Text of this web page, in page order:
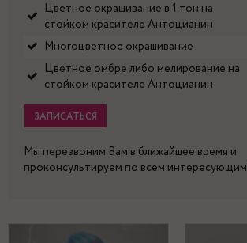
Цветное окрашивание в 1 тон на
стойком красителе Антоцианин
Многоцветное окрашивание
Цветное омбре либо мелирование на
стойком красителе Антоцианин
ЗАПИСАТЬСЯ
Мы перезвоним Вам в ближайшее время и
проконсультируем по всем